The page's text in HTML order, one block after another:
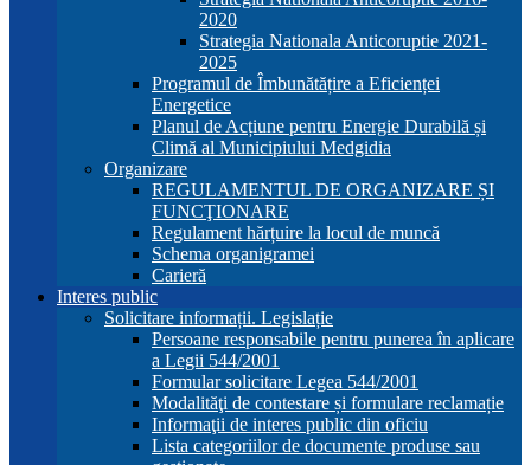
2020
Strategia Nationala Anticoruptie 2021-
2025
Programul de Îmbunătățire a Eficienței
Energetice
Planul de Acțiune pentru Energie Durabilă și
Climă al Municipiului Medgidia
Organizare
REGULAMENTUL DE ORGANIZARE ȘI
FUNCŢIONARE
Regulament hărțuire la locul de muncă
Schema organigramei
Carieră
Interes public
Solicitare informații. Legislație
Persoane responsabile pentru punerea în aplicare
a Legii 544/2001
Formular solicitare Legea 544/2001
Modalităţi de contestare și formulare reclamație
Informaţii de interes public din oficiu
Lista categoriilor de documente produse sau